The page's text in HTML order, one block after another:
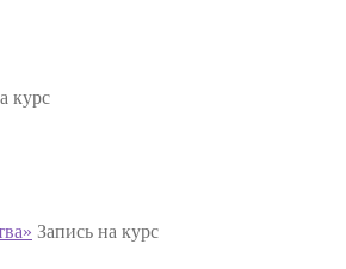
курс
Запись на курс